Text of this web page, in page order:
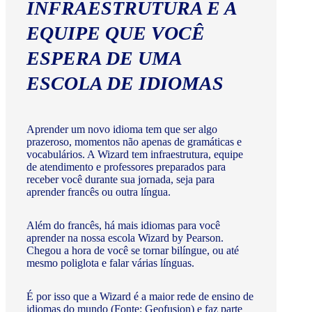
INFRAESTRUTURA E A
EQUIPE QUE VOCÊ
ESPERA DE UMA
ESCOLA DE IDIOMAS
Aprender um novo idioma tem que ser algo
prazeroso, momentos não apenas de gramáticas e
vocabulários. A Wizard tem infraestrutura, equipe
de atendimento e professores preparados para
receber você durante sua jornada, seja para
aprender francês ou outra língua.
Além do francês, há mais idiomas para você
aprender na nossa escola Wizard by Pearson.
Chegou a hora de você se tornar bilíngue, ou até
mesmo poliglota e falar várias línguas.
É por isso que a Wizard é a maior rede de ensino de
idiomas do mundo (Fonte: Geofusion) e faz parte